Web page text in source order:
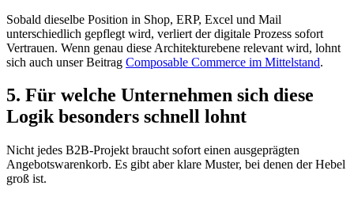
Sobald dieselbe Position in Shop, ERP, Excel und Mail
unterschiedlich gepflegt wird, verliert der digitale Prozess sofort
Vertrauen. Wenn genau diese Architekturebene relevant wird, lohnt
sich auch unser Beitrag Composable Commerce im Mittelstand.
5. Für welche Unternehmen sich diese
Logik besonders schnell lohnt
Nicht jedes B2B-Projekt braucht sofort einen ausgeprägten
Angebotswarenkorb. Es gibt aber klare Muster, bei denen der Hebel
groß ist.